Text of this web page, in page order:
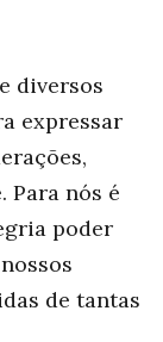
diversos
expressar
nós é
poder
de tantas